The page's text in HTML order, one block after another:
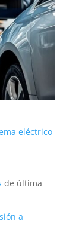
eléctrico
de última
a